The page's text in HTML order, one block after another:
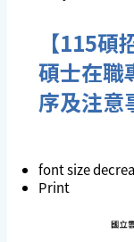
【115
碩士在職
序及注意
font size
Print